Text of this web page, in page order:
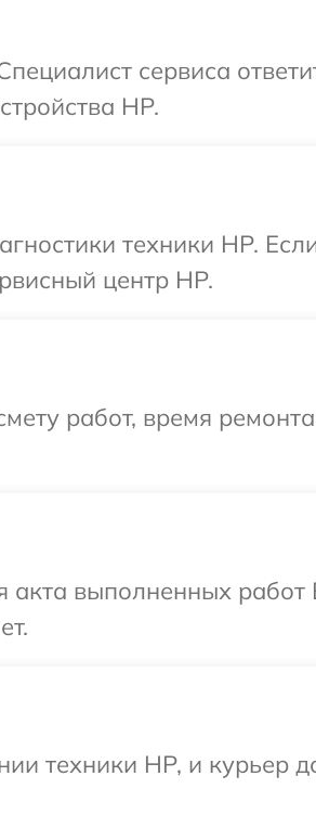
сервиса
HP.
техники HP.
центр HP.
работ, время
акта выполненных
техники HP, и курьер